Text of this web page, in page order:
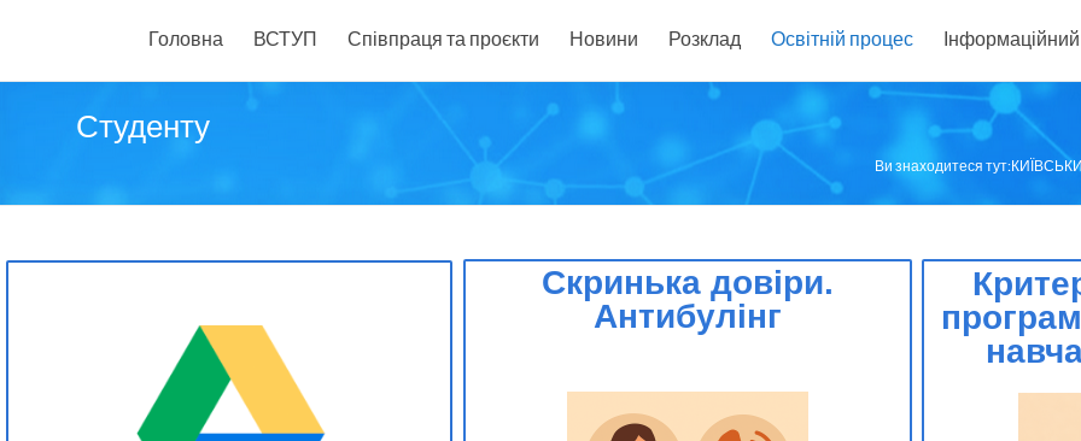
Головна ВСТУП Співпраця та проєкти Новини Розклад Освітній процес Інформаційний
Студенту
Ви знаходитеся тут:
Скринька довіри.
Антибулінг